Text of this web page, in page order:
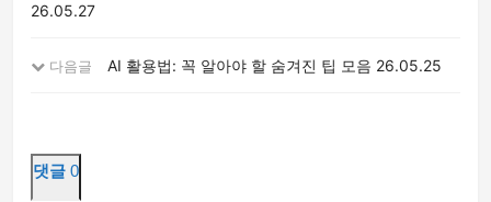
26.05.27
다음글 AI 활용법: 꼭 알아야 할 숨겨진 팁 모음 26.05.25
댓글 0